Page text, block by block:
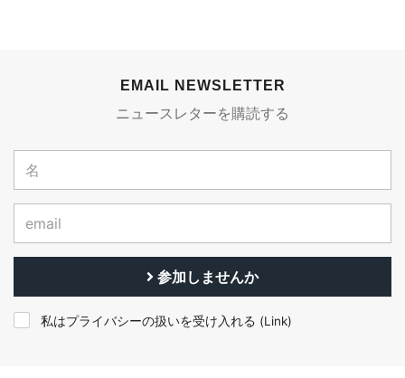
EMAIL NEWSLETTER
ニュースレターを購読する
参加しませんか
私はプライバシーの扱いを受け入れる (Link)